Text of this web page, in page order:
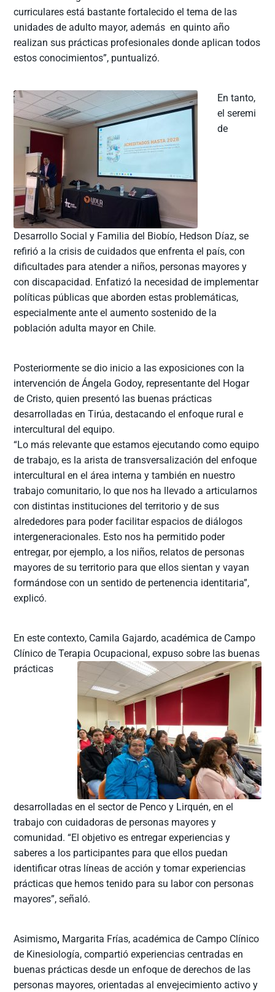
curriculares está bastante fortalecido el tema de las
unidades de adulto mayor, además en quinto año
realizan sus prácticas profesionales donde aplican todos
estos conocimientos”, puntualizó.
En tanto,
el seremi
de
Desarrollo Social y Familia del Biobío, Hedson Díaz, se
refirió a la crisis de cuidados que enfrenta el país, con
dificultades para atender a niños, personas mayores y
con discapacidad. Enfatizó la necesidad de implementar
políticas públicas que aborden estas problemáticas,
especialmente ante el aumento sostenido de la
población adulta mayor en Chile.
Posteriormente se dio inicio a las exposiciones con la
intervención de Ángela Godoy, representante del Hogar
de Cristo, quien presentó las buenas prácticas
desarrolladas en Tirúa, destacando el enfoque rural e
intercultural del equipo.
“Lo más relevante que estamos ejecutando como equipo
de trabajo, es la arista de transversalización del enfoque
intercultural en el área interna y también en nuestro
trabajo comunitario, lo que nos ha llevado a articularnos
con distintas instituciones del territorio y de sus
alrededores para poder facilitar espacios de diálogos
intergeneracionales. Esto nos ha permitido poder
entregar, por ejemplo, a los niños, relatos de personas
mayores de su territorio para que ellos sientan y vayan
formándose con un sentido de pertenencia identitaria”,
explicó.
En este contexto, Camila Gajardo, académica de Campo
Clínico de Terapia Ocupacional, expuso sobre las buenas
prácticas
desarrolladas en el sector de Penco y Lirquén, en el
trabajo con cuidadoras de personas mayores y
comunidad. “El objetivo es entregar experiencias y
saberes a los participantes para que ellos puedan
identificar otras líneas de acción y tomar experiencias
prácticas que hemos tenido para su labor con personas
mayores”, señaló.
Asimismo, Margarita Frías, académica de Campo Clínico
de Kinesiología, compartió experiencias centradas en
buenas prácticas desde un enfoque de derechos de las
personas mayores, orientadas al envejecimiento activo y